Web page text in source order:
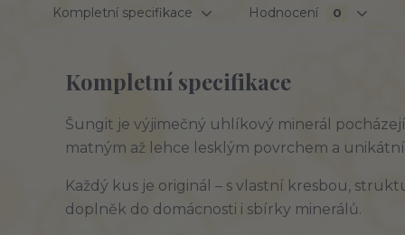
Kompletní specifikace Hodnocení 0
Kompletní specifikace
Šungit je výjimečný uhlíkový minerál
matným až lehce lesklým povrchem a
Každý kus je originál – s vlastní kresbou,
doplněk do domácnosti i sbírky minerálů.